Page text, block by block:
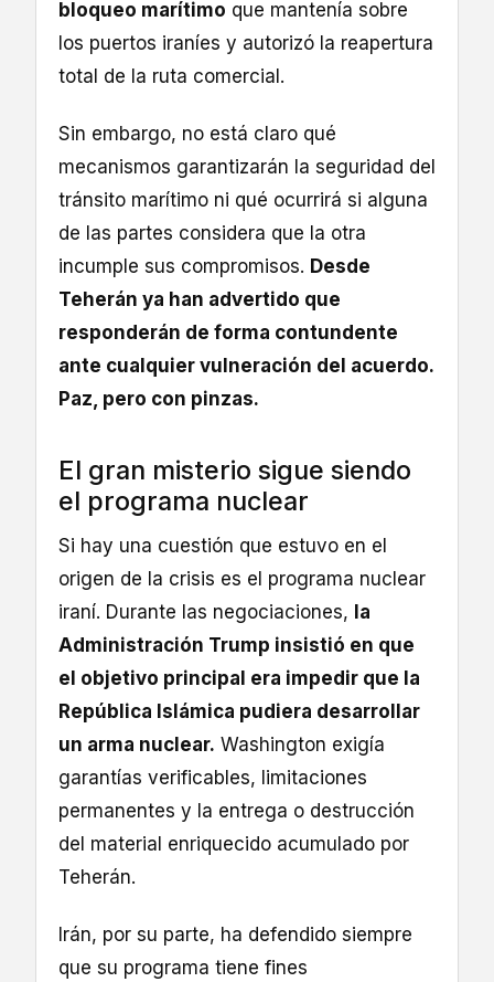
bloqueo marítimo que mantenía sobre
los puertos iraníes y autorizó la reapertura
total de la ruta comercial.
Sin embargo, no está claro qué
mecanismos garantizarán la seguridad del
tránsito marítimo ni qué ocurrirá si alguna
de las partes considera que la otra
incumple sus compromisos. Desde
Teherán ya han advertido que
responderán de forma contundente
ante cualquier vulneración del acuerdo.
Paz, pero con pinzas.
El gran misterio sigue siendo
el programa nuclear
Si hay una cuestión que estuvo en el
origen de la crisis es el programa nuclear
iraní. Durante las negociaciones, la
Administración Trump insistió en que
el objetivo principal era impedir que la
República Islámica pudiera desarrollar
un arma nuclear. Washington exigía
garantías verificables, limitaciones
permanentes y la entrega o destrucción
del material enriquecido acumulado por
Teherán.
Irán, por su parte, ha defendido siempre
que su programa tiene fines